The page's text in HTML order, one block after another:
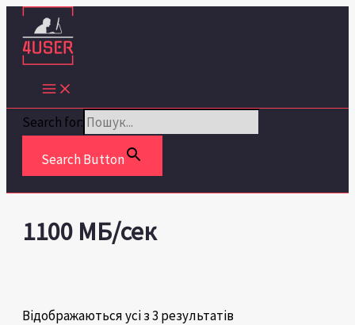
Перейти
вмісту
Search for:
Search Button
1100 МБ/сек
Відображаються усі з 3 результатів
Сортовано